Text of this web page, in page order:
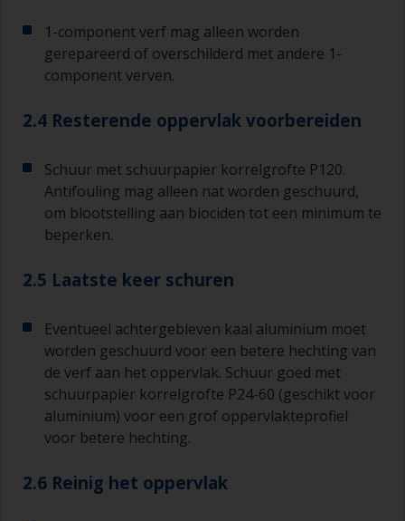
1-component verf mag alleen worden
gerepareerd of overschilderd met andere 1-
component verven.
2.4 Resterende oppervlak voorbereiden
Schuur met schuurpapier korrelgrofte P120.
Antifouling mag alleen nat worden geschuurd,
om blootstelling aan biociden tot een minimum te
beperken.
2.5 Laatste keer schuren
Eventueel achtergebleven kaal aluminium moet
worden geschuurd voor een betere hechting van
de verf aan het oppervlak. Schuur goed met
schuurpapier korrelgrofte P24-60 (geschikt voor
aluminium) voor een grof oppervlakteprofiel
voor betere hechting.
2.6 Reinig het oppervlak